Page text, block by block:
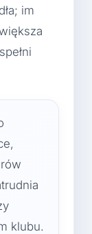
im
klubu.